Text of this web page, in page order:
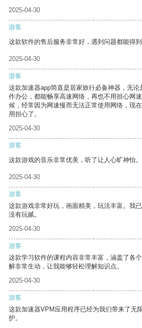
2025-04-30
游客
这款软件的售后服务非常好，遇到问题都能得到
2025-04-30
游客
这款加速器app简直是居家旅行必备神器，无
作办公，都能畅享高速网络，再也不用担心网
候，经常因为网速慢而无法正常使用网络，现
用担心了。
2025-04-30
游客
这款游戏的音乐非常优美，听了让人心旷神怡。
2025-04-30
游客
这款游戏非常好玩，画面精美，玩法丰富。我
没有玩腻。
2025-04-30
游客
这款学习软件的课程内容非常丰富，涵盖了各
解非常生动，让我能够轻松理解知识点。
2025-04-30
游客
这款加速器VPM应用程序已经为我们带来了无
护。